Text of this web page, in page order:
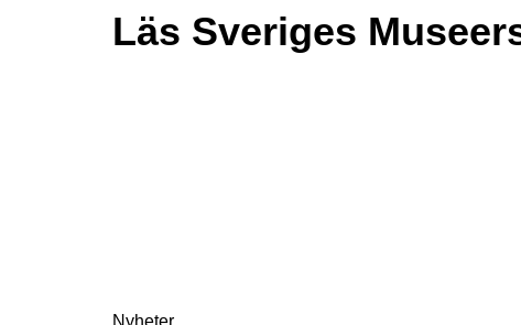
Läs Sveriges
Nyheter